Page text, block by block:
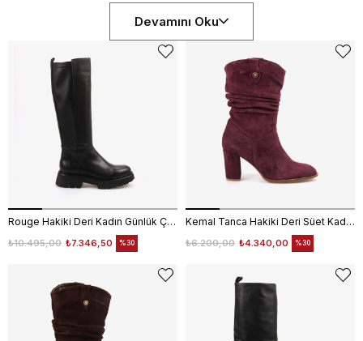
Devamını Oku
Rouge Hakiki Deri Kadın Günlük Çizme 1700-5024
₺7.346,50
₺10.495,00 %30
Kemal Tanca Hakiki Deri Süet Kadın Çizme 25-100670K
₺4.340,00
₺6.200,00 %30